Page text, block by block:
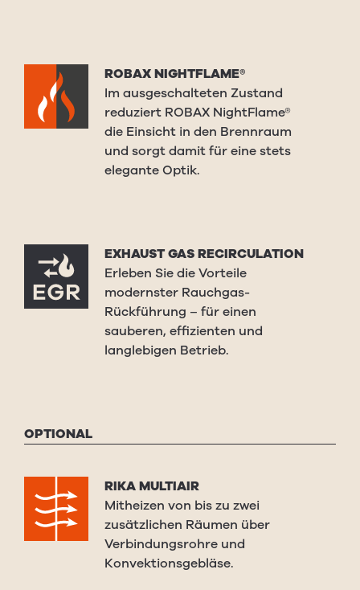
ROBAX NIGHTFLAME®
Im ausgeschalteten Zustand
reduziert ROBAX NightFlame®
die Einsicht in den Brennraum
und sorgt damit für eine stets
elegante Optik.
EXHAUST GAS RECIRCULATION
Erleben Sie die Vorteile
modernster Rauchgas-
Rückführung – für einen
sauberen, effizienten und
langlebigen Betrieb.
OPTIONAL
RIKA MULTIAIR
Mitheizen von bis zu zwei
zusätzlichen Räumen über
Verbindungsrohre und
Konvektionsgebläse.